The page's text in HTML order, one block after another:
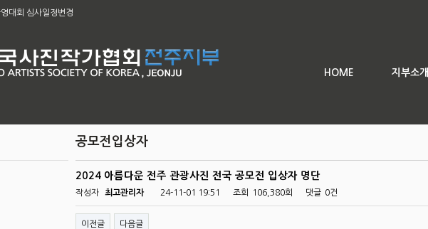
대회 심사일정변경
진대전
전 심사결과
영대회작품심사결과
HOME 지부소개
공모전입상자
2024 아름다운 전주 관광사진 전국 공모전 입상자 명단
작성자 최고관리자 24-11-01 19:51 조회 106,380회 댓글 0건
이전글 다음글